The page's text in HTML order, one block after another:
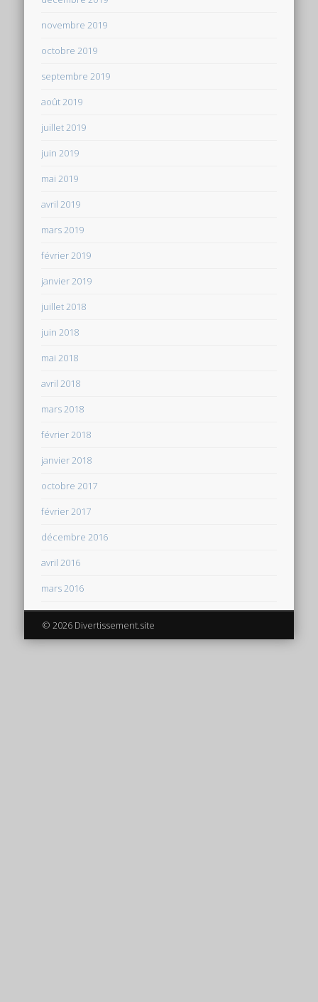
novembre 2019
octobre 2019
septembre 2019
août 2019
juillet 2019
juin 2019
mai 2019
avril 2019
mars 2019
février 2019
janvier 2019
juillet 2018
juin 2018
mai 2018
avril 2018
mars 2018
février 2018
janvier 2018
octobre 2017
février 2017
décembre 2016
avril 2016
mars 2016
© 2026 Divertissement.site